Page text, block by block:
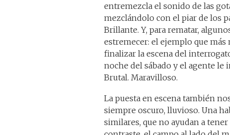
entremezcla el sonido de las
mezclándolo con el piar de los
Brillante. Y, para rematar,
estremecer: el ejemplo que más
finalizar la escena del
noche del sábado y el agente le
Brutal. Maravilloso.
La puesta en escena también
siempre oscuro, lluvioso. Una
similares, que no ayudan a